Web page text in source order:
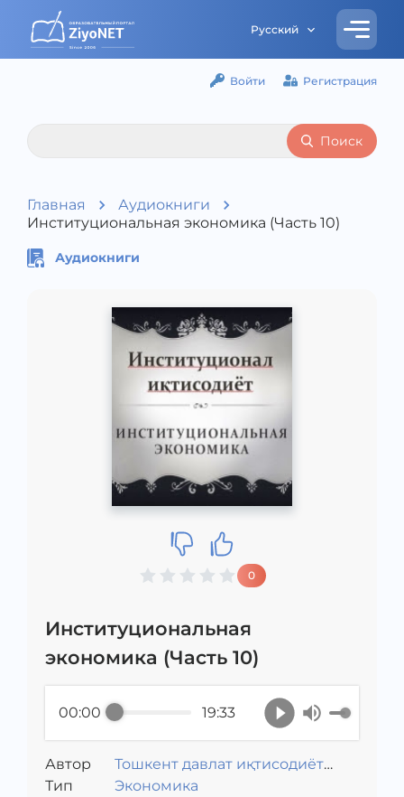
Русский
Войти Регистрация
Поиск
Главная
Аудиокниги
Институциональная экономика (Часть 10)
Аудиокниги
0
Институциональная
экономика (Часть 10)
00:00 19:33
Автор
Тошкент давлат иқтисодиёт
университети
Тип
Экономика